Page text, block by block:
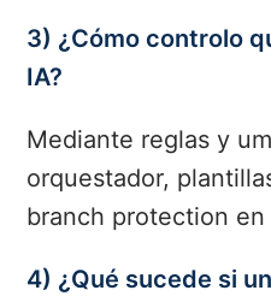
3) ¿Cómo controlo
IA?
Mediante reglas y
orquestador,
branch protection en
4) ¿Qué sucede si